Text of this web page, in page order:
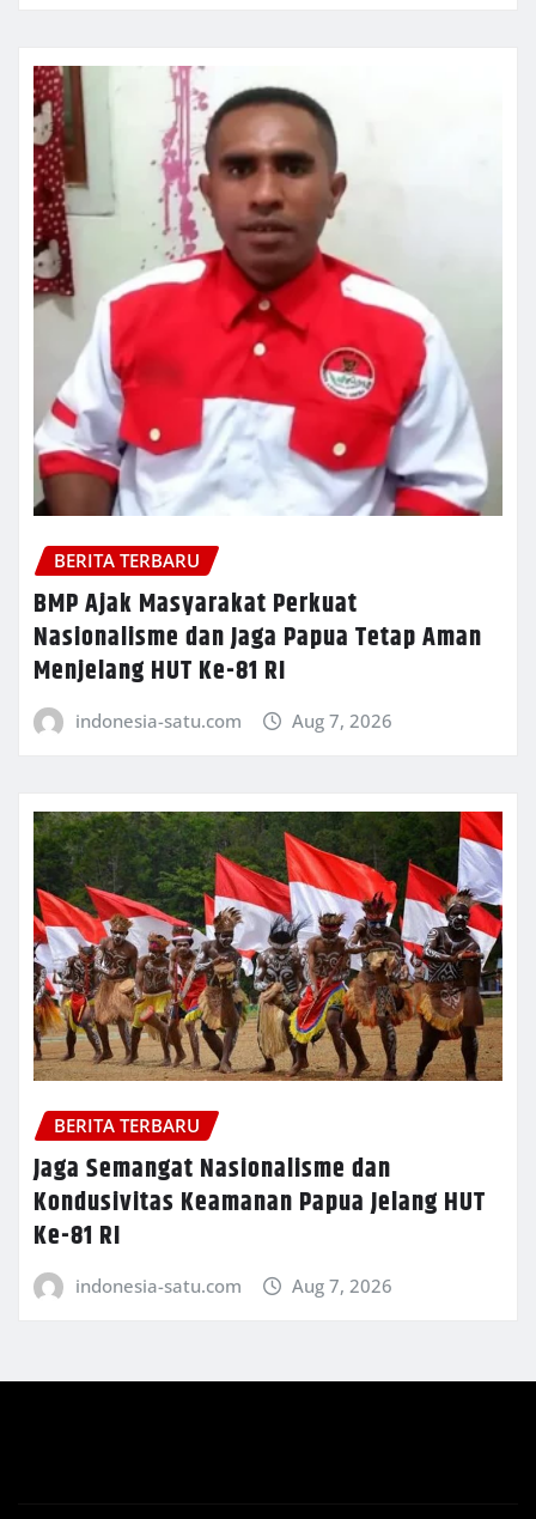
BERITA TERBARU
BMP Ajak Masyarakat Perkuat
Nasionalisme dan Jaga Papua Tetap Aman
Menjelang HUT Ke-81 RI
indonesia-satu.com Aug 7, 2026
BERITA TERBARU
Jaga Semangat Nasionalisme dan
Kondusivitas Keamanan Papua Jelang HUT
Ke-81 RI
indonesia-satu.com Aug 7, 2026